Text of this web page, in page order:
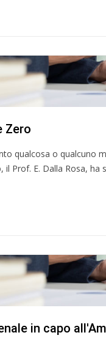
Zero
qualcosa o qualcuno
il Prof. E. Dalla Rosa,
Rischio penale